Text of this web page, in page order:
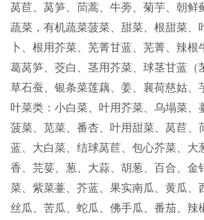
莴苣、莴笋、茼蒿、牛蒡、菊芋、朝鲜
蔬菜，有机蔬菜菠菜、甜菜、根甜菜、
卜、根用芥菜、芜菁甘蓝、芜菁、辣根
葛莴笋、茭白、茎用芥菜、球茎甘蓝（
草石蚕、银条菜莲藕、姜、襄荷慈姑、
叶菜类：小白菜、叶用芥菜、乌塌菜、
菠菜、苋菜、番杏、叶用甜菜、莴苣、
蓝、大白菜、结球莴苣、包心芥菜、大
香、芫荽、葱、大蒜、胡葱、百合、金
菜、紫菜薹、芥蓝、果实南瓜、黄瓜、
丝瓜、苦瓜、蛇瓜、佛手瓜、番茄、辣